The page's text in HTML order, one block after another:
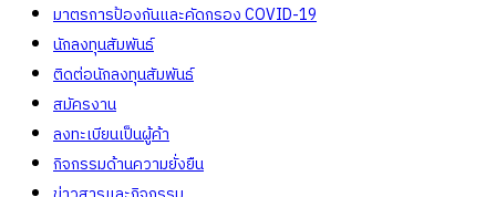
มาตรการป้องกันและคัดกรอง COVID-19
นักลงทุนสัมพันธ์
ติดต่อนักลงทุนสัมพันธ์
สมัครงาน
ลงทะเบียนเป็นผู้ค้า
กิจกรรมด้านความยั่งยืน